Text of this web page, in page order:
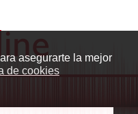
asegurarte la mejor
de cookies